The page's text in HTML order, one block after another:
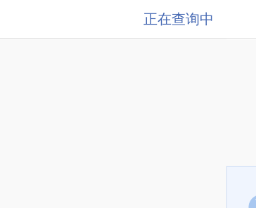
正在查询中